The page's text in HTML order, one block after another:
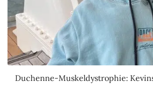
Duchenne-Muskeldystrophie: